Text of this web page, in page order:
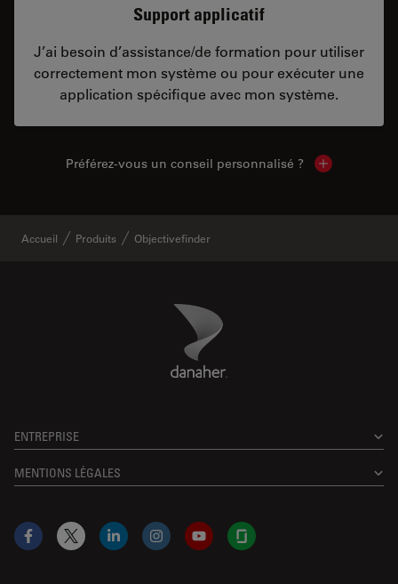
Support applicatif
J’ai besoin d’assistance/de formation pour utiliser
correctement mon système ou pour exécuter une
application spécifique avec mon système.
Préférez-vous un conseil personnalisé ? Show local
Accueil Produits Objectivefinder
Danaher Logo
ENTREPRISE
MENTIONS LÉGALES
Facebook
X LinkedInInstagramYouTubeGlassdoor